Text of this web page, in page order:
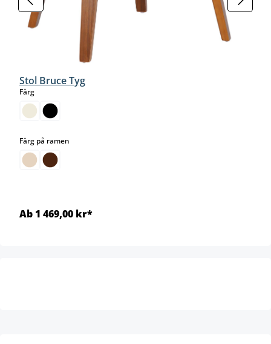
Stol Bruce Tyg
Färgselect
Färg på ramen
Ab 1 469,00 kr*